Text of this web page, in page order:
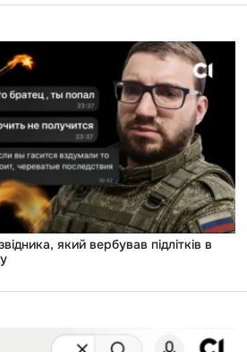
який вербував підлітків в